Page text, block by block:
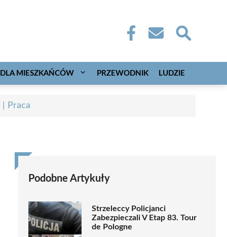
DLA MIESZKAŃCÓW PRZEWODNIK LUDZIE
Praca
Podobne Artykuły
Strzeleccy Policjanci
Zabezpieczali V Etap 83. Tour
de Pologne